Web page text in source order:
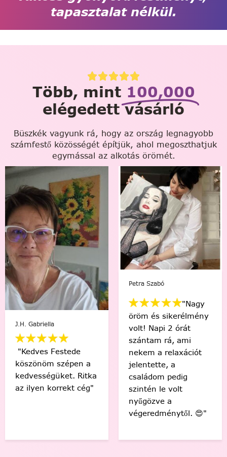
tapasztalat nélkül.
Több, mint 100,000
elégedett vásárló
Büszkék vagyunk rá, hogy az ország legnagyobb
számfestő közösségét építjük, ahol megoszthatjuk
egymással az alkotás örömét.
Viki Vas-Lukács
"Kedvenc egyéni
számfestőmmel 🥰
tökéletes lett,
élmény volt minden
egyes ecsetvonás!
Köszönöm Festede!
Mikus Bernadett
"Minden percében
egy igazi festő
“művésznek”
éreztem magam.
Soha nem hittem
volna, hogy egy ilyen
alkotást festéssel
meg tudok csinálni.
🙂"